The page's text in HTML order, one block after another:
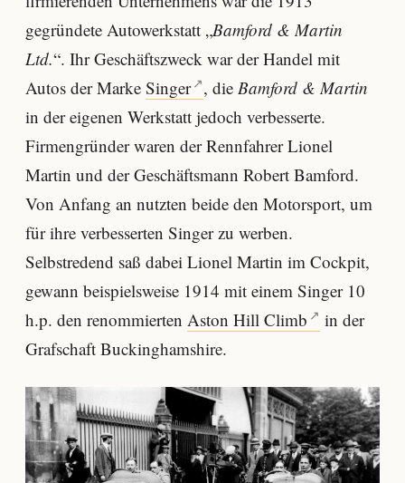
gegründete Autowerkstatt „Bamford & Martin
Ltd.“. Ihr Geschäftszweck war der Handel mit
Autos der Marke Singer , dieBamford & Martin
in der eigenen Werkstatt jedoch verbesserte.
Firmengründer waren der Rennfahrer Lionel
Martin und der Geschäftsmann Robert Bamford.
Von Anfang an nutzten beide den Motorsport, um
für ihre verbesserten Singer zu werben.
Selbstredend saß dabei Lionel Martin im Cockpit,
gewann beispielsweise 1914 mit einem Singer 10
h.p. den renommierten Aston Hill Climb
in der
Grafschaft Buckinghamshire.